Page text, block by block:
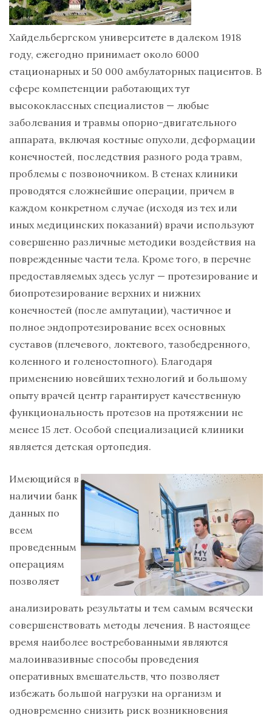
Хайдельбергском университете в далеком 1918
году, ежегодно принимает около 6000
стационарных и 50 000 амбулаторных пациентов. В
сфере компетенции работающих тут
высококлассных специалистов — любые
заболевания и травмы опорно-двигательного
аппарата, включая костные опухоли, деформации
конечностей, последствия разного рода травм,
проблемы с позвоночником. В стенах клиники
проводятся сложнейшие операции, причем в
каждом конкретном случае (исходя из тех или
иных медицинских показаний) врачи используют
совершенно различные методики воздействия на
поврежденные части тела. Кроме того, в перечне
предоставляемых здесь услуг — протезирование и
биопротезирование верхних и нижних
конечностей (после ампутации), частичное и
полное эндопротезирование всех основных
суставов (плечевого, локтевого, тазобедренного,
коленного и голеностопного). Благодаря
применению новейших технологий и большому
опыту врачей центр гарантирует качественную
функциональность протезов на протяжении не
менее 15 лет. Особой специализацией клиники
является детская ортопедия.
Имеющийся в
наличии банк
данных по
всем
проведенным
операциям
позволяет
анализировать результаты и тем самым всячески
совершенствовать методы лечения. В настоящее
время наиболее востребованными являются
малоинвазивные способы проведения
оперативных вмешательств, что позволяет
избежать большой нагрузки на организм и
одновременно снизить риск возникновения